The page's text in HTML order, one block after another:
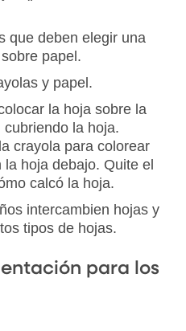
que deben elegir una
papel.
y papel.
la hoja sobre la
la hoja.
crayola para colorear
hoja debajo. Quite el
calcó la hoja.
intercambien hojas y
tipos de hojas.
para los